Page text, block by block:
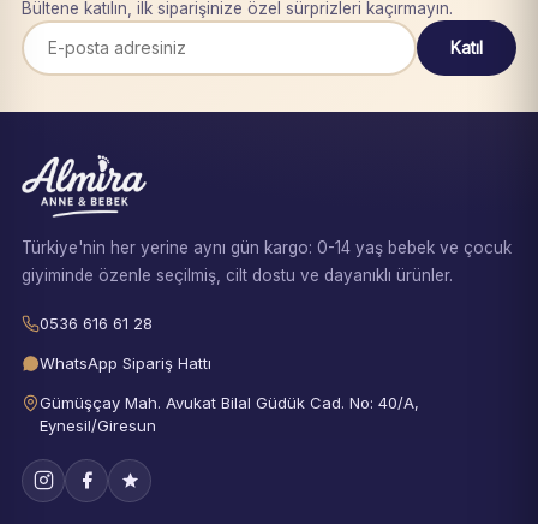
Bültene katılın, ilk siparişinize özel sürprizleri kaçırmayın.
Katıl
Türkiye'nin her yerine aynı gün kargo: 0-14 yaş bebek ve çocuk
giyiminde özenle seçilmiş, cilt dostu ve dayanıklı ürünler.
0536 616 61 28
WhatsApp Sipariş Hattı
Gümüşçay Mah. Avukat Bilal Güdük Cad. No: 40/A,
Eynesil/Giresun